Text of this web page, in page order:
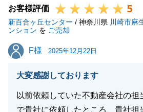
閉じる
お客様評価 5
新百合ヶ丘センター / 神奈川県 川崎市麻
ンション を ご売却
F様
F様 2025年12月22日
大変感謝しております
以前依頼していた不動産会社の担
で貴社に依頼したところ、貴社担